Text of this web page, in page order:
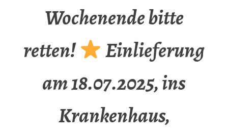
Wochenende bitte
retten!
Einlieferung
am 18.07.2025, ins
Krankenhaus,